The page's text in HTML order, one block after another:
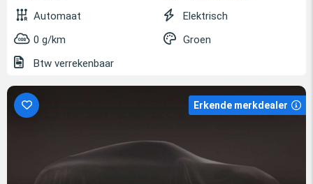
Automaat
Elektrisch
0 g/km
Groen
Btw verrekenbaar
Erkende merkdealer